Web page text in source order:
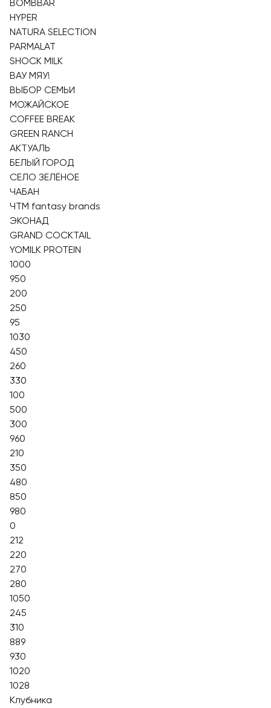
BOMBBAR
HYPER
NATURA SELECTION
PARMALAT
SHOCK MILK
ВАУ МЯУ!
ВЫБОР СЕМЬИ
МОЖАЙСКОЕ
COFFEE BREAK
GREEN RANCH
АКТУАЛЬ
БЕЛЫЙ ГОРОД
СЕЛО ЗЕЛЁНОЕ
ЧАБАН
ЧТМ fantasy brands
ЭКОНАД
GRAND COCKTAIL
YOMILK PROTEIN
1000
950
200
250
95
1030
450
260
330
100
500
300
960
210
350
480
850
980
0
212
220
270
280
1050
245
310
889
930
1020
1028
Клубника